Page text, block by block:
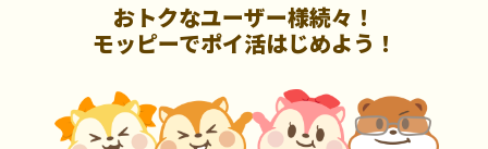
おトクなユーザー様続々！
モッピーでポイ活はじめよう！